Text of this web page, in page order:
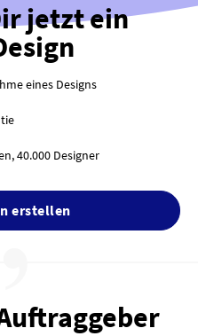
jetzt ein
eines Designs
40.000 Designer
erstellen